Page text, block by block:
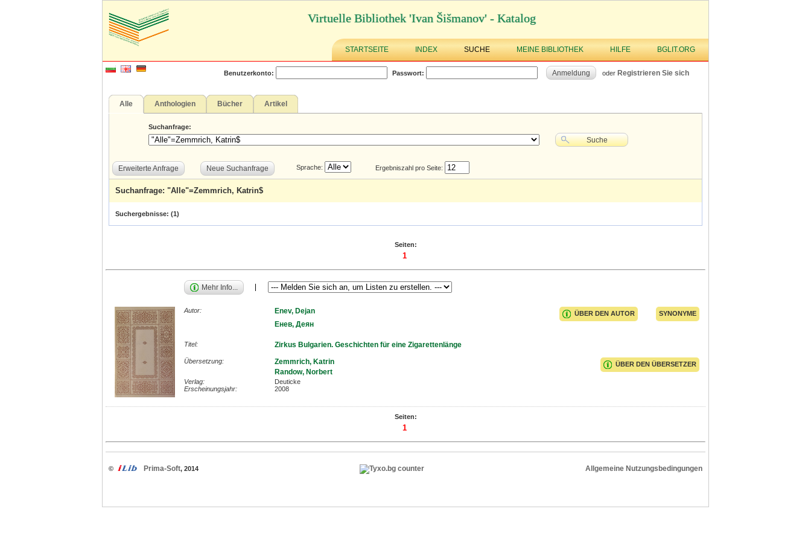
Virtuelle Bibliothek 'Ivan Šišmanov' - Katalog
STARTSEITE INDEX SUCHE MEINE BIBLIOTHEK HILFE BGLIT.ORG
Benutzerkonto: Passwort: Anmeldung oder Registrieren Sie sich
Alle Anthologien Bücher Artikel
Suchanfrage:
Suche
Erweiterte Anfrage Neue Suchanfrage Sprache: Ergebniszahl pro Seite:
Suchanfrage: "Alle"=Zemmrich, Katrin$
Suchergebnisse: (1)
Seiten:
1
Mehr Info...
SYNONYME
ÜBER DEN AUTOR
Autor:
Enev, Dejan
Енев, Деян
Titel: Zirkus Bulgarien. Geschichten für eine Zigarettenlänge
ÜBER DEN ÜBERSETZER
Übersetzung:
Zemmrich, Katrin
Randow, Norbert
Verlag:
Deuticke
Erscheinungsjahr:
2008
Seiten:
1
© Prima-Soft, 2014 Allgemeine Nutzungsbedingungen